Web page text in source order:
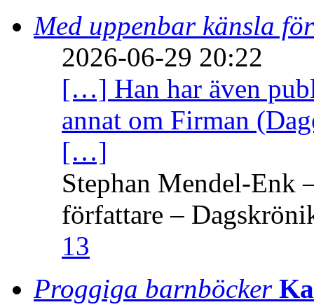
Med uppenbar känsla
2026-06-29 20:22
[…] Han har även
annat om Firman
[…]
Stephan Mendel-Enk
författare –
13
Proggiga barnböcker